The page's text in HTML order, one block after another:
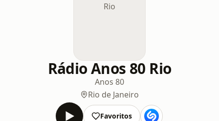
Rádio Anos 80 Rio
Anos 80
Rio de Janeiro
Favoritos